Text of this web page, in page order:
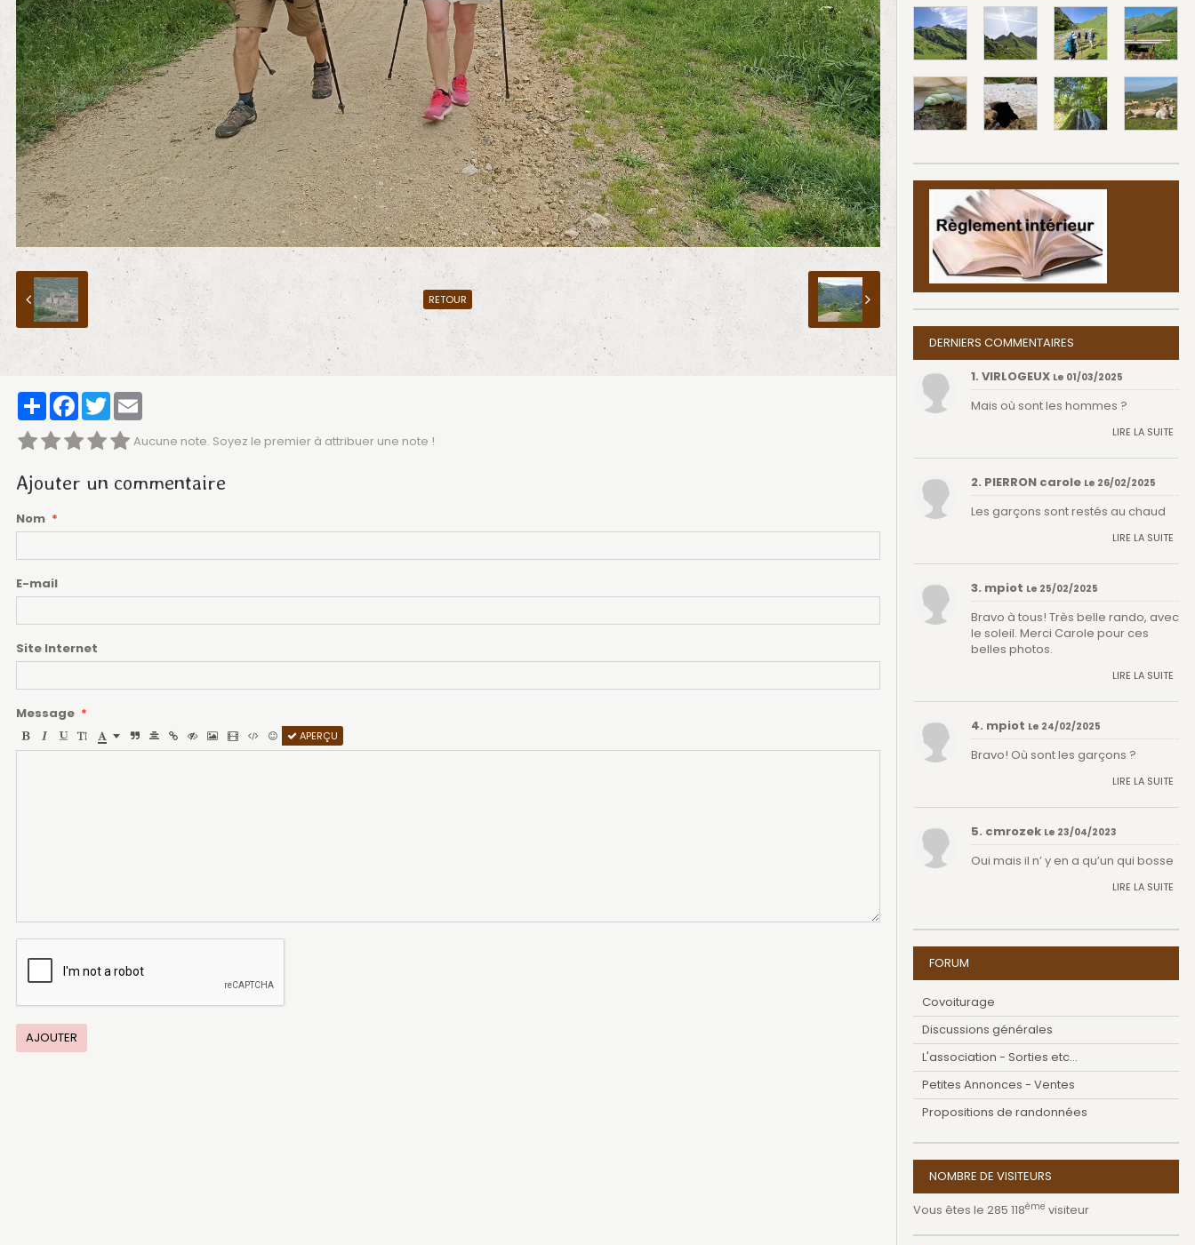
RETOUR
PartagerFacebook
Twitter
Aucune note. Soyez le premier à attribuer une note !
Ajouter un commentaire
Nom
E-mail
Site Internet
Message
APERÇU
AJOUTER
DERNIERS COMMENTAIRES
1. VIRLOGEUX Le 01/03/2025
Mais où sont les hommes ?
LIRE LA SUITE
2. PIERRON carole Le 26/02/2025
Les garçons sont restés au chaud
LIRE LA SUITE
3. mpiot Le 25/02/2025
Bravo à tous! Très belle rando, avec
le soleil. Merci Carole pour ces
belles photos.
LIRE LA SUITE
4. mpiot Le 24/02/2025
Bravo! Où sont les garçons ?
LIRE LA SUITE
5. cmrozek Le 23/04/2023
Oui mais il n’ y en a qu’un qui bosse
LIRE LA SUITE
FORUM
Covoiturage
Discussions générales
L'association - Sorties etc...
Petites Annonces - Ventes
Propositions de randonnées
NOMBRE DE VISITEURS
Vous êtes le 285 118ème visiteur